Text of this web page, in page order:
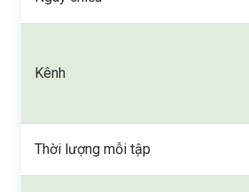
Kênh
Thời lượng mỗi tập